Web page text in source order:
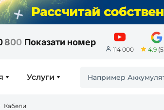
800 Показати номер
114 000 4.9
Услуги
Кабели